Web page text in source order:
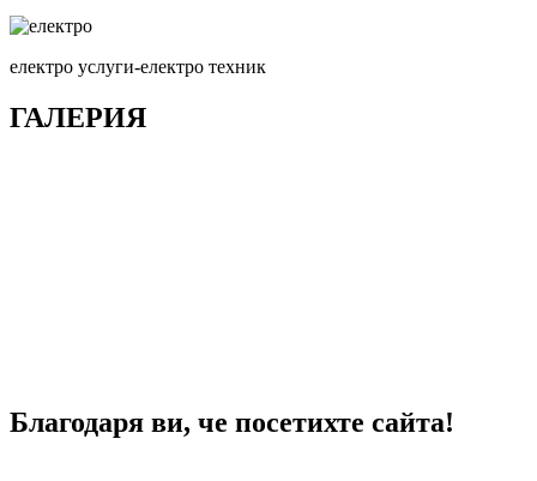
електро услуги-електро техник
ГАЛЕРИЯ
Благодаря ви, че посетихте сайта!